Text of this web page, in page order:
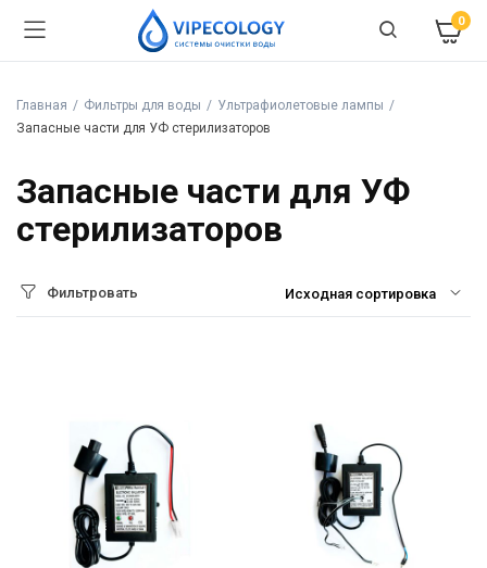
0
Главная Фильтры для воды
Ультрафиолетовые лампы
Запасные части для УФ стерилизаторов
Запасные части для УФ
стерилизаторов
Фильтровать